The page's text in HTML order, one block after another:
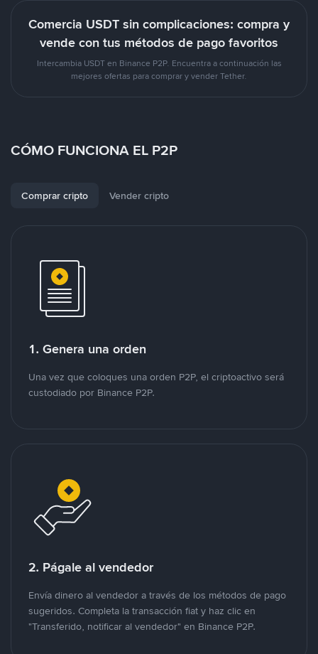
Comercia USDT sin complicaciones: compra y
vende con tus métodos de pago favoritos
Intercambia USDT en Binance P2P. Encuentra a continuación las
mejores ofertas para comprar y vender Tether.
CÓMO FUNCIONA EL P2P
Comprar cripto Vender cripto
1. Genera una orden
Una vez que coloques una orden P2P, el criptoactivo será
custodiado por Binance P2P.
2. Págale al vendedor
Envía dinero al vendedor a través de los métodos de pago
sugeridos. Completa la transacción fiat y haz clic en
"Transferido, notificar al vendedor" en Binance P2P.